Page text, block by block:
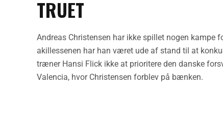
TRUET
Andreas Christensen har ikke spillet nogen kampe
akillessenen har han været ude af stand til at
træner Hansi Flick ikke at prioritere den danske
Valencia, hvor Christensen forblev på bænken.